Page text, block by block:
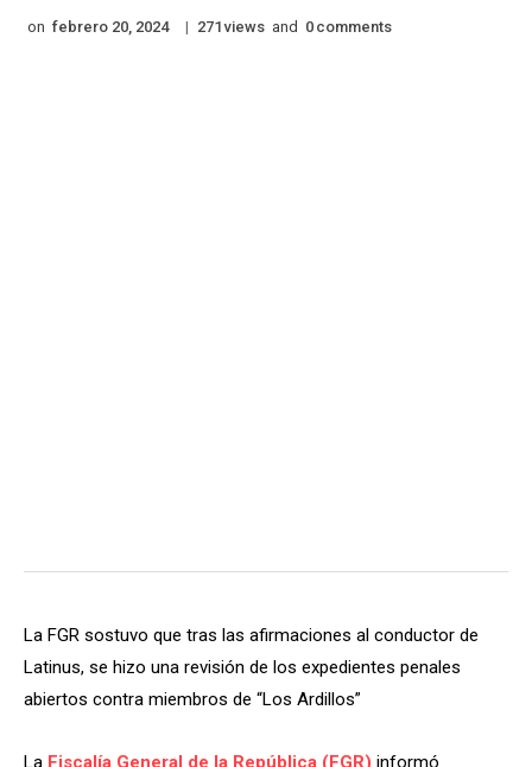
on febrero 20, 2024 | 271 views and 0 comments
La FGR sostuvo que tras las afirmaciones al conductor de
Latinus, se hizo una revisión de los expedientes penales
abiertos contra miembros de “Los Ardillos”
La Fiscalía General de la República (FGR) informó